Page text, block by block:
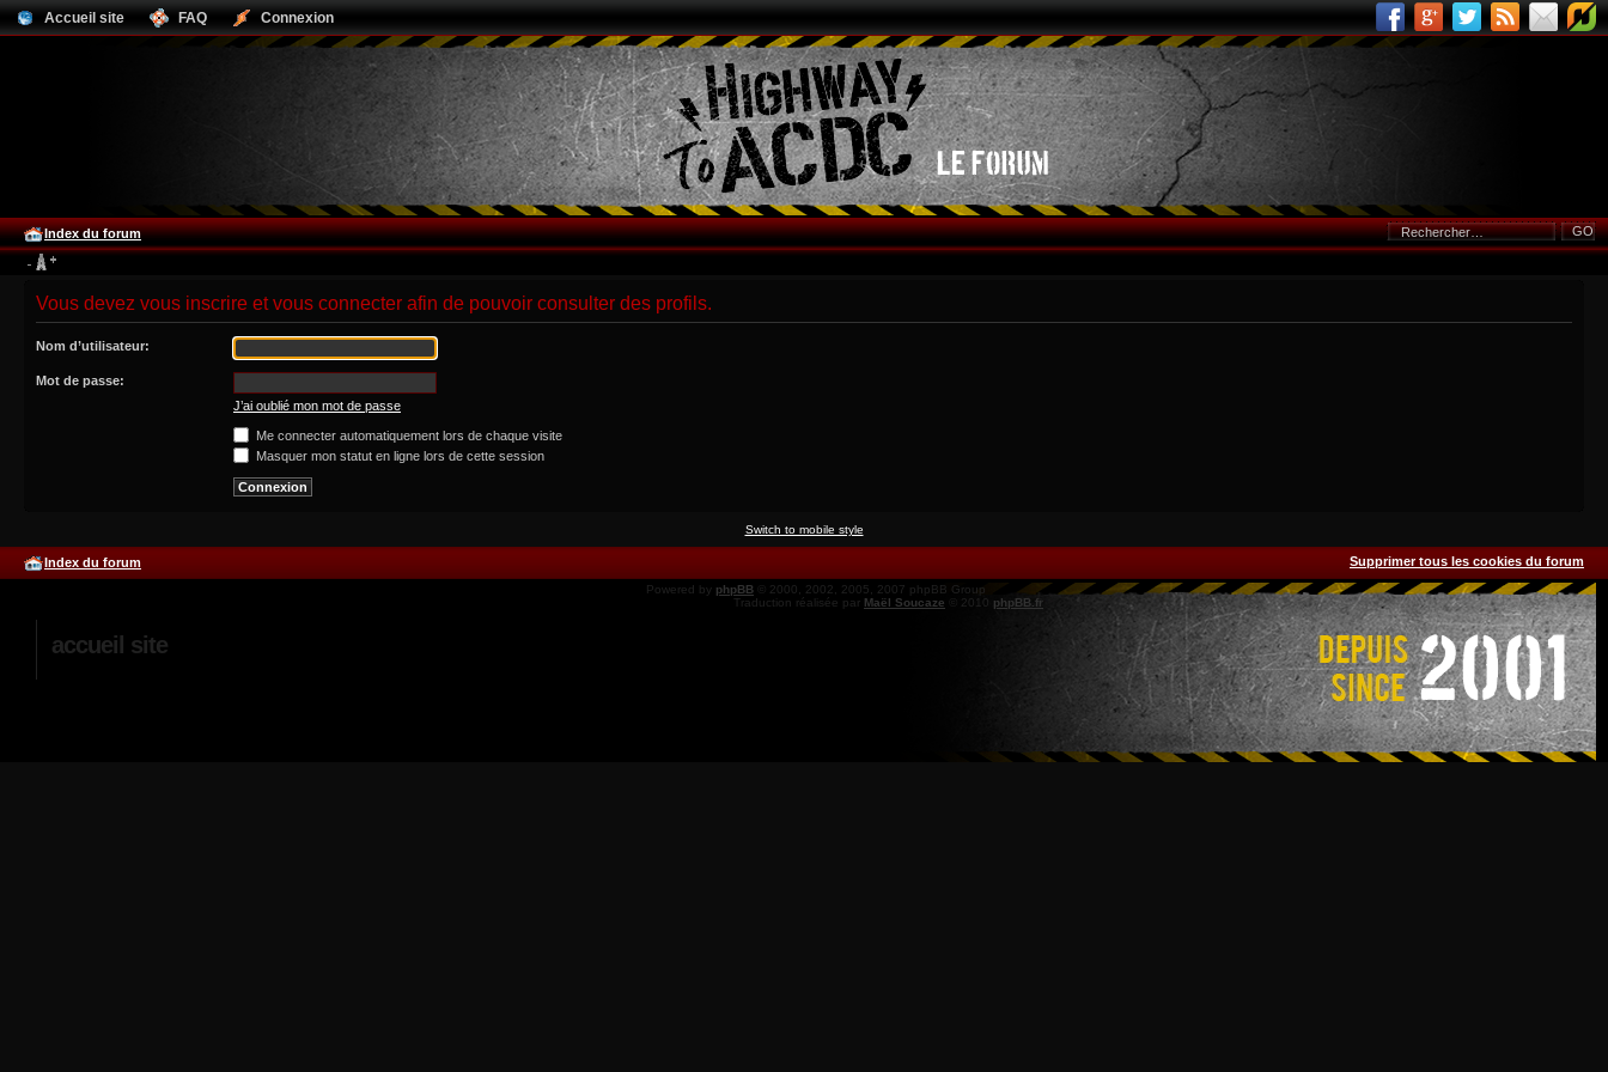
Accueil site FAQ Connexion
Index du forum
Vous devez vous inscrire et vous connecter afin de pouvoir consulter des profils.
Nom d’utilisateur:
Mot de passe:
J’ai oublié mon mot de passe
Me connecter automatiquement lors de chaque visite
Masquer mon statut en ligne lors de cette session
Switch to mobile style
Index du forum Supprimer tous les cookies du forum
Powered by phpBB © 2000, 2002, 2005, 2007 phpBB Group
Traduction réalisée par Maël Soucaze © 2010 phpBB.fr
accueil site